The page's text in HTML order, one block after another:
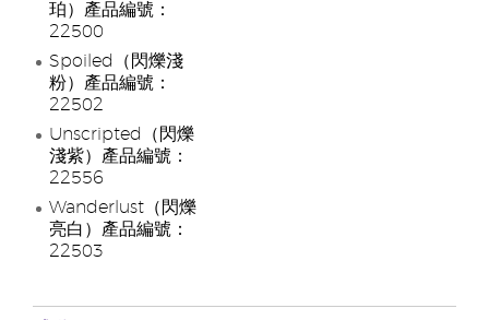
珀）產品編號：
22500
Spoiled（閃爍淺
粉）產品編號：
22502
Unscripted（閃爍
淺紫）產品編號：
22556
Wanderlust（閃爍
亮白）產品編號：
22503